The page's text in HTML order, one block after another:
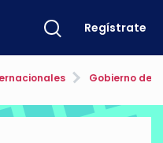
Regístrate
Gobierno de